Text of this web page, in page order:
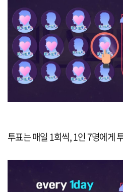
투표는 매일 1회씩, 1인 7명에게